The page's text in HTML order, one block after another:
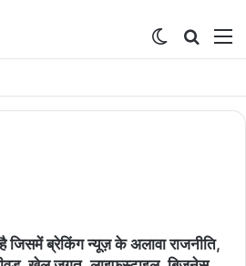
Switch skin
जिसमें ब्रेकिंग न्यूज़ के अलावा राजनीति,